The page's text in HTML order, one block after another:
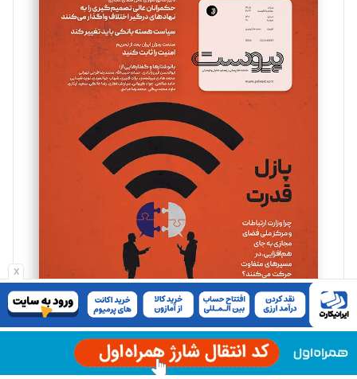
x
سروش کرمیان
تحریریه
مینا پاکدل
یسنا امان‌پور
تحریریه
ملینا جعفری
تحریریه
مصطفی مسجدی آرانی
تحریریه